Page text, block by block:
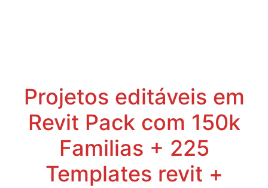
Projetos editáveis em
Revit Pack com 150k
Familias + 225
Templates revit +